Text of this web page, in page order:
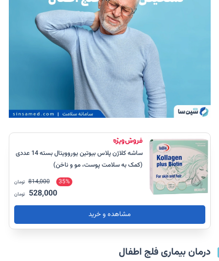
ساشه کلاژن پلاس بیوتین یوروویتال بسته 14 عددی
(کمک به سلامت پوست، مو و ناخن)
35%
814,000 تومان
528,000 تومان
مشاهده و خرید
درمان بیماری فلج اطفال